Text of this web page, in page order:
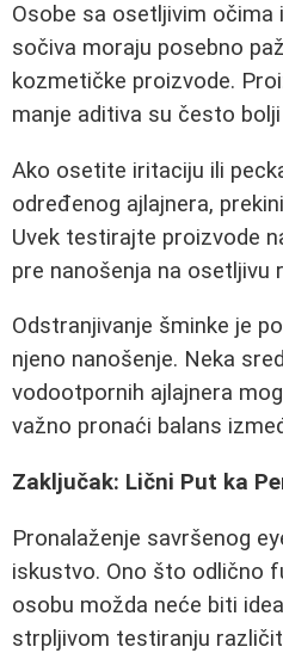
Osobe sa osetljivim
sočiva moraju posebno
kozmetičke proizvode.
manje aditiva su često
Ako osetite iritaciju ili
određenog ajlajnera,
Uvek testirajte proizvode
pre nanošenja na osetljivu
Odstranjivanje šminke je
njeno nanošenje. Neka
vodootpornih ajlajnera
važno pronaći balans
Zaključak: Lični Put ka
Pronalaženje savršenog
iskustvo. Ono što odlično
osobu možda neće biti
strpljivom testiranju